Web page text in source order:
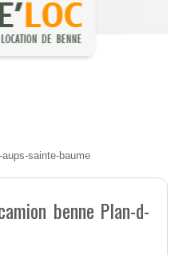
aups-sainte-baume
benne Plan-d-